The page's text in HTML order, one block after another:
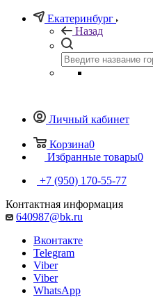
Екатеринбург
Назад
Личный кабинет
Корзина0
Избранные товары0
+7 (950) 170-55-77
Контактная информация
640987@bk.ru
Вконтакте
Telegram
Viber
Viber
WhatsApp